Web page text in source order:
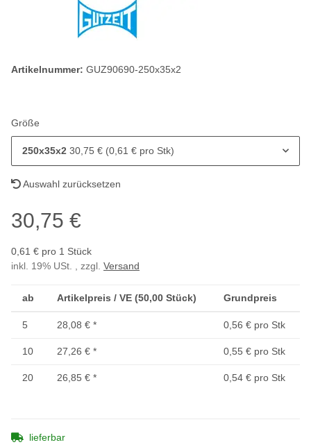
Artikelnummer: GUZ90690-250x35x2
Größe
250x35x2 30,75 € (0,61 € pro Stk)
Auswahl zurücksetzen
30,75 €
0,61 € pro 1 Stück
inkl. 19% USt. , zzgl. Versand
ab Artikelpreis / VE (50,00 Stück) Grundpreis
5 28,08 € * 0,56 € pro Stk
10 27,26 € * 0,55 € pro Stk
20 26,85 € * 0,54 € pro Stk
lieferbar